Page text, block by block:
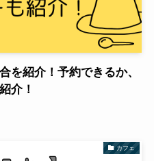
を紹介！予約できるか、
介！
カフェ